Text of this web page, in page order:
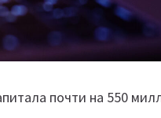
почти на 550